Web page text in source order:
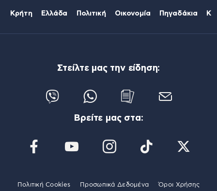
Κρήτη Ελλάδα Πολιτική Οικονομία Πηγαδάκια
Στείλτε μας την είδηση:
Βρείτε μας στα:
Πολιτική Cookies Προσωπικά Δεδομένα Όροι Χρήσης